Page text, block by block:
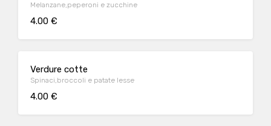
Melanzane,peperoni e zucchine
4.00 €
Verdure cotte
Spinaci,broccoli e patate lesse
4.00 €